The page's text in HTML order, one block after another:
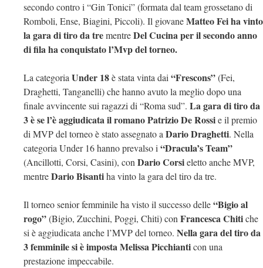
secondo contro i “Gin Tonici” (formata dal team grossetano di
Romboli, Ense, Biagini, Piccoli). Il giovaneMatteo Feiha vinto
la gara di tiro da trementreDel Cucina per il secondo anno
di fila ha conquistato l’Mvp del torneo.
La categoriaUnder 18è stata vinta dai“Frescons”(Fei,
Draghetti, Tanganelli) che hanno avuto la meglio dopo una
finale avvincente sui ragazzi di “Roma sud”. La gara di tiro da
3 è se l’è aggiudicata il romano Patrizio De Rossie il premio
di MVP del torneo è stato assegnato aDario Draghetti. Nella
categoria Under 16 hanno prevalso i“Dracula’s Team”
(Ancillotti, Corsi, Casini), conDario Corsieletto anche MVP,
mentreDario Bisantiha vinto la gara del tiro da tre.
Il torneo senior femminile ha visto il successo delle“Bigio al
rogo”(Bigio, Zucchini, Poggi, Chiti) conFrancesca Chitiche
si è aggiudicata anche l’MVP del torneo. Nella gara del tiro da
3 femminile si è imposta Melissa Picchianticon una
prestazione impeccabile.